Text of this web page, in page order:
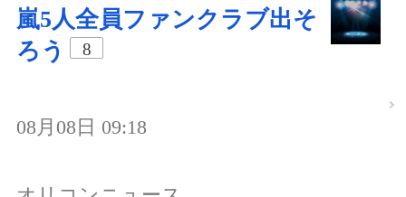
嵐5人全員ファンクラブ出そ
ろう
8
08月08日 09:18